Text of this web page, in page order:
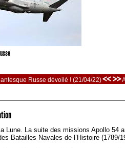
Russe dévoilé ! (21/04/22)<< >>
Lune. La suite des missions Apollo 54
Batailles Navales de l’Histoire (1789/